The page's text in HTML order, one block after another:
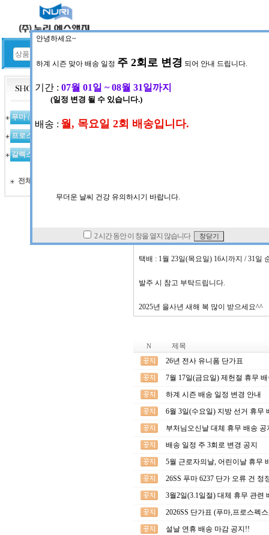
푸마 (367)
프로스펙스
갈렉스
전체상품 목록
ㆍ 작성일
1월 27일(월요일) ~ 1월 30일(목요일)
직배 : 1월 23일(목요일) 1시 30분까지 /
택배 : 1월 23일(목요일) 16시까지 / 31일
발주 시 참고 부탁드립니다.
2025년 을사년 새해 복 많이 받으세요^^
N
제목
26년 전사 유니폼 단가표
7월 17일(금요일) 제헌절 휴무
하계 시즌 배송 일정 변경 안내
6월 3일(수요일) 지방 선거 휴무
부처님오신날 대체 휴무 배송 공
배송 일정 주 3회로 변경 공지
5월 근로자의날, 어린이날 휴무
26SS 푸마 6237 단가 오류 건 정
3월2일(3.1일절) 대체 휴무 관련
2026SS 단가표 (푸마,프로스펙
설날 연휴 배송 마감 공지!!